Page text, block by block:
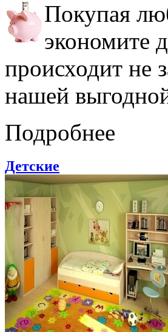
Покупая
экономите
происходит не
нашей
Подробнее
Детские